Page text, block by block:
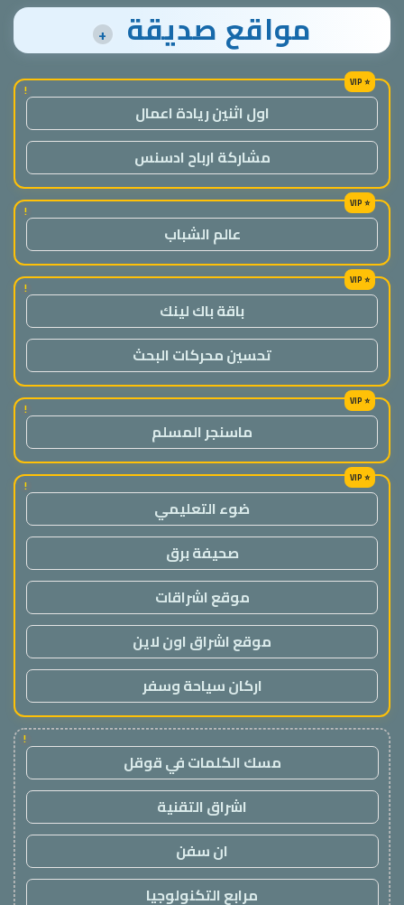
مواقع صديقة +
!
اول اثنين ريادة اعمال
مشاركة ارباح ادسنس
!
عالم الشباب
!
باقة باك لينك
تحسين محركات البحث
!
ماسنجر المسلم
!
ضوء التعليمي
صحيفة برق
موقع اشراقات
موقع اشراق اون لاين
اركان سياحة وسفر
!
مسك الكلمات في قوقل
اشراق التقنية
ان سفن
مرابع التكنولوجيا